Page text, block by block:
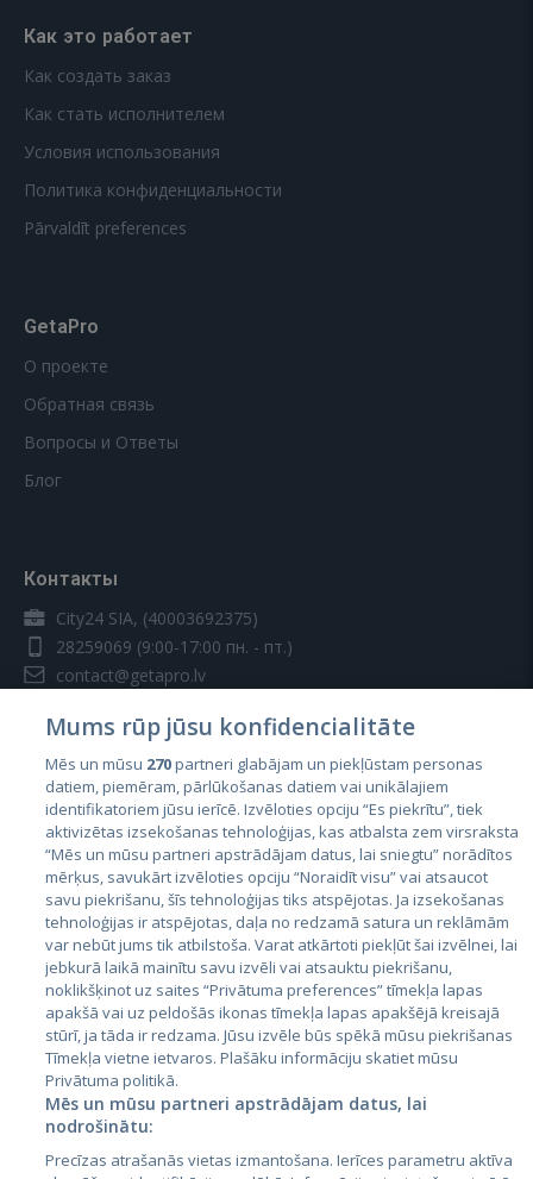
Как это работает
Как создать заказ
Как стать исполнителем
Условия использования
Политика конфиденциальности
Pārvaldīt preferences
GetaPro
О проекте
Обратная связь
Вопросы и Ответы
Блог
Контакты
City24 SIA, (40003692375)
28259069 (9:00-17:00 пн. - пт.)
contact@getapro.lv
Страны
Эстония
Латвия
Литва
City24.lv
CVbankas.lt
Mums rūp jūsu konfidencialitāte
Mēs un mūsu 270partneri glabājam un piekļūstam personas
datiem, piemēram, pārlūkošanas datiem vai unikālajiem
identifikatoriem jūsu ierīcē. Izvēloties opciju “Es piekrītu”, tiek
aktivizētas izsekošanas tehnoloģijas, kas atbalsta zem virsraksta
“Mēs un mūsu partneri apstrādājam datus, lai sniegtu” norādītos
mērķus, savukārt izvēloties opciju “Noraidīt visu” vai atsaucot
savu piekrišanu, šīs tehnoloģijas tiks atspējotas. Ja izsekošanas
tehnoloģijas ir atspējotas, daļa no redzamā satura un reklāmām
var nebūt jums tik atbilstoša. Varat atkārtoti piekļūt šai izvēlnei, lai
jebkurā laikā mainītu savu izvēli vai atsauktu piekrišanu,
noklikšķinot uz saites “Privātuma preferences” tīmekļa lapas
apakšā vai uz peldošās ikonas tīmekļa lapas apakšējā kreisajā
stūrī, ja tāda ir redzama. Jūsu izvēle būs spēkā mūsu piekrišanas
Tīmekļa vietne ietvaros. Plašāku informāciju skatiet mūsu
Privātuma politikā.
Mēs un mūsu partneri apstrādājam datus, lai
nodrošinātu:
Precīzas atrašanās vietas izmantošana. Ierīces parametru aktīva